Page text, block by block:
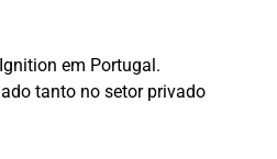
em Portugal.
tanto no setor privado